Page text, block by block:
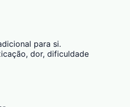
para si.
dor, dificuldade